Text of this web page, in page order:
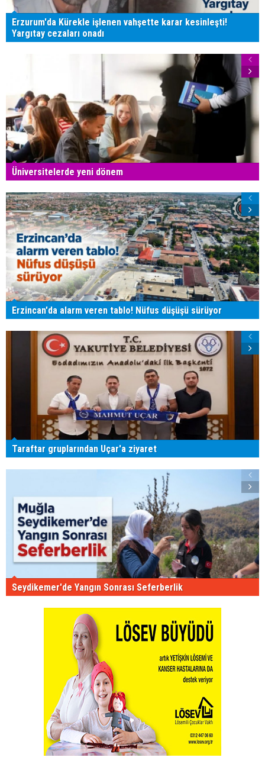
Erzurum'da Kürekle işlenen vahşette karar kesinleşti!
Yargıtay cezaları onadı
Üniversitelerde yeni dönem
Erzincan'da alarm veren tablo! Nüfus düşüşü sürüyor
Taraftar gruplarından Uçar'a ziyaret
Seydikemer'de Yangın Sonrası Seferberlik